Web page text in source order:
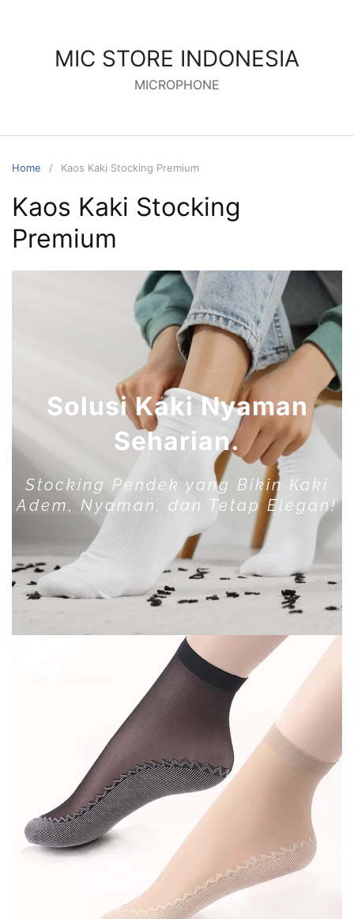
MIC STORE INDONESIA
MICROPHONE
Home Kaos Kaki Stocking Premium
Kaos Kaki Stocking
Premium
Solusi Kaki Nyaman
Seharian.
Stocking Pendek yang Bikin Kaki
Adem, Nyaman, dan Tetap Elegan!